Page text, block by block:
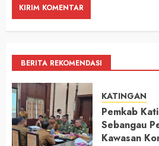
BERITA REKOMENDASI
KATINGAN
Pemkab
Sebangau
Kawasan